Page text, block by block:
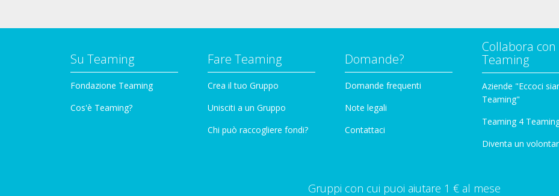
Su Teaming
Fondazione Teaming
Cos'è Teaming?
Fare Teaming
Crea il tuo Gruppo
Unisciti a un Gruppo
Chi può raccogliere fondi?
Domande?
Domande frequenti
Note legali
Contattaci
Collabora con
Teaming
Aziende "Eccoci
Teaming"
Teaming 4
Diventa un
Gruppi con cui puoi aiutare 1 € al mese